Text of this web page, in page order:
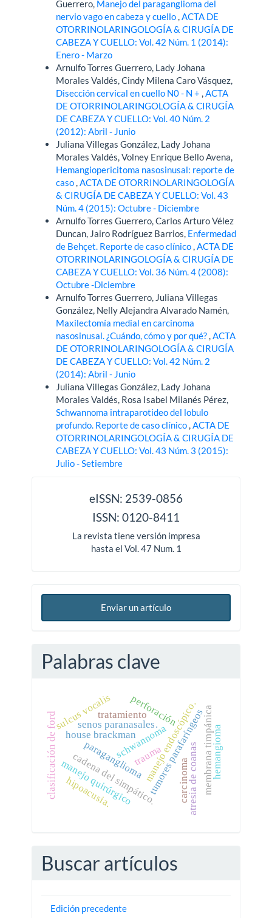
Guerrero, Manejo del paraganglioma del
nervio vago en cabeza y cuello,ACTA DE
OTORRINOLARINGOLOGÍA & CIRUGÍA DE
CABEZA Y CUELLO: Vol. 42 Núm. 1 (2014):
Enero - Marzo
Arnulfo Torres Guerrero, Lady Johana
Morales Valdés, Cindy Milena Caro Vásquez,
Disección cervical en cuello N0 - N +,ACTA
DE OTORRINOLARINGOLOGÍA & CIRUGÍA
DE CABEZA Y CUELLO: Vol. 40 Núm. 2
(2012): Abril - Junio
Juliana Villegas González, Lady Johana
Morales Valdés, Volney Enrique Bello Avena,
Hemangiopericitoma nasosinusal: reporte de
caso,ACTA DE OTORRINOLARINGOLOGÍA
& CIRUGÍA DE CABEZA Y CUELLO: Vol. 43
Núm. 4 (2015): Octubre - Diciembre
Arnulfo Torres Guerrero, Carlos Arturo Vélez
Duncan, Jairo Rodríguez Barrios, Enfermedad
de Behçet. Reporte de caso clínico,ACTA DE
OTORRINOLARINGOLOGÍA & CIRUGÍA DE
CABEZA Y CUELLO: Vol. 36 Núm. 4 (2008):
Octubre -Diciembre
Arnulfo Torres Guerrero, Juliana Villegas
González, Nelly Alejandra Alvarado Namén,
Maxilectomía medial en carcinoma
nasosinusal. ¿Cuándo, cómo y por qué?,ACTA
DE OTORRINOLARINGOLOGÍA & CIRUGÍA
DE CABEZA Y CUELLO: Vol. 42 Núm. 2
(2014): Abril - Junio
Juliana Villegas González, Lady Johana
Morales Valdés, Rosa Isabel Milanés Pérez,
Schwannoma intraparotideo del lobulo
profundo. Reporte de caso clínico,ACTA DE
OTORRINOLARINGOLOGÍA & CIRUGÍA DE
CABEZA Y CUELLO: Vol. 43 Núm. 3 (2015):
Julio - Setiembre
eISSN: 2539-0856
ISSN: 0120-8411
La revista tiene versión impresa
hasta el Vol. 47 Num. 1
Enviar un artículo
Palabras clave
schwannoma
paragangliomatumores parafaríngeos
cadena del simpático. atresia de coanas
manejo quirúrgicomanejo endoscópico.
senos paranasales.
perforación membrana timpánica
trauma
hipoacusia.
sulcus vocalis
clasificación de ford
tratamiento
house brackman
carcinoma
hemangioma
Buscar artículos
Edición precedente